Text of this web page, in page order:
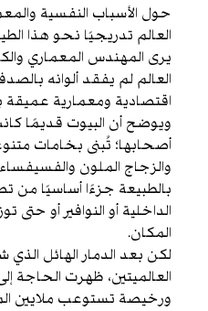
حول الأسباب النفسية
العالم تدريجيًا نحو هذا
يرى المهندس المعماري
العالم لم يفقد ألوانه
اقتصادية ومعمارية عميقة
ويوضح أن البيوت قديمًا
أصحابها؛ تُبنى بخامات
والزجاج الملون
بالطبيعة جزءًا أساسيًا من
الداخلية أو النوافير أو حتى
المكان.
لكن بعد الدمار الهائل
العالميتين، ظهرت الحاجة
ورخيصة تستوعب ملايين